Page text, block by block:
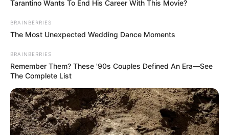
Tarantino Wants To End His Career With This Movie?
BRAINBERRIES
The Most Unexpected Wedding Dance Moments
BRAINBERRIES
Remember Them? These '90s Couples Defined An Era—See
The Complete List